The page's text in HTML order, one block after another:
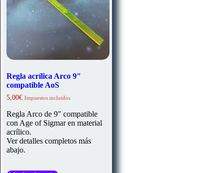
Regla acrílica Arco 9″
compatible AoS
5,00€ Impuestos incluidos
Regla Arco de 9″ compatible
con Age of Sigmar en material
acrílico.
Ver detalles completos más
abajo.